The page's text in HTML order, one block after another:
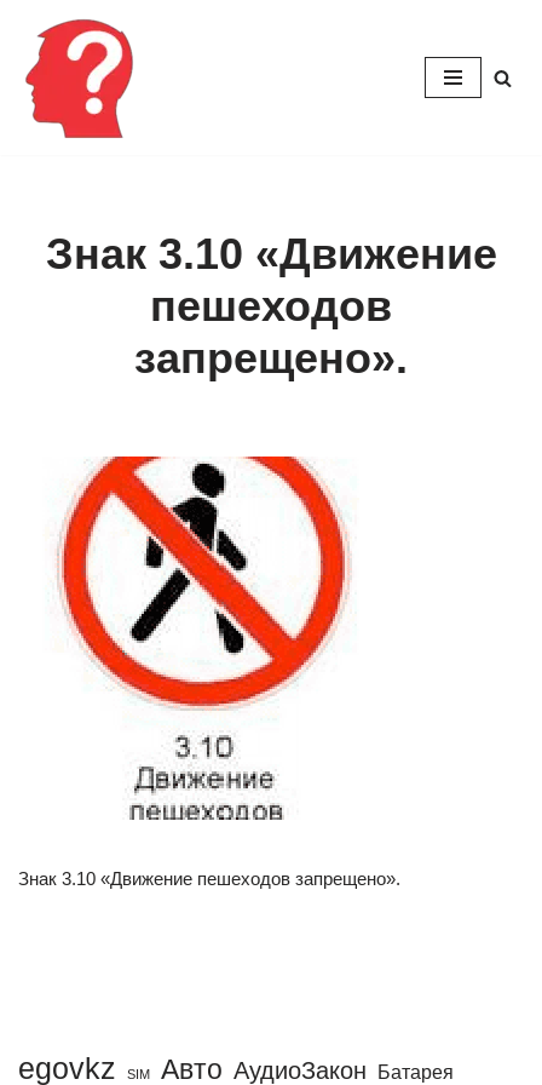
Перейти
содержимому
Знак 3.10 «Движение
пешеходов
запрещено».
Знак 3.10 «Движение пешеходов запрещено».
egovkz SIM Авто АудиоЗакон Батарея